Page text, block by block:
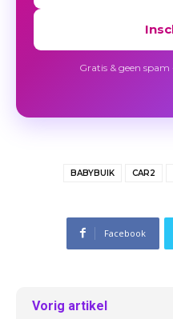
Gratis & geen
BABYBUIK CAR2
Facebook
Vorig artikel